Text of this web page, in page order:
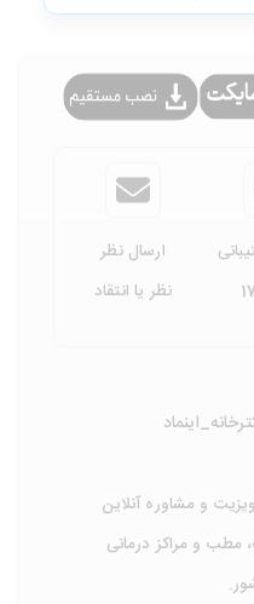
ارسال نظر
نظر یا انتقاد
و مشاوره آنلاین
مطب و مراکز درمانی